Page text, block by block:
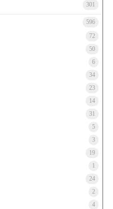
301
596
72
50
6
34
23
14
31
5
3
19
1
24
2
4